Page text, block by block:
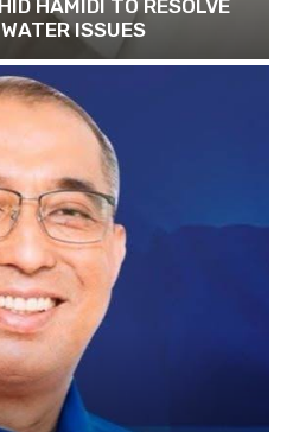
HAMIDI TO RESOLVE
ISSUES